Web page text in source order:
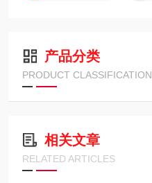
产品分类
PRODUCT CLASSIFICATION
相关文章
RELATED ARTICLES